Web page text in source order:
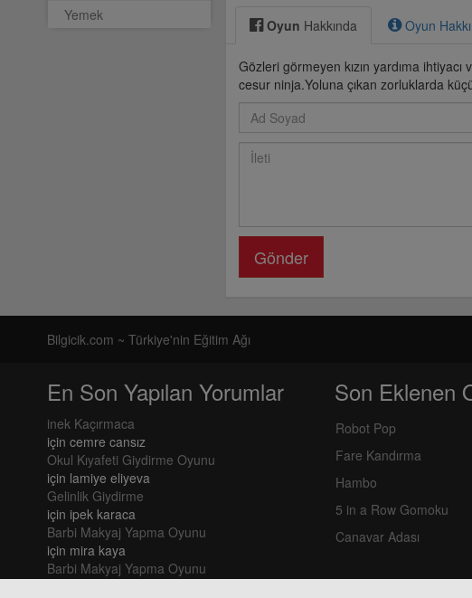
Yemek
Oyun Hakkında Oyun
Gözleri görmeyen kızın yardıma
cesur ninja.Yoluna çıkan zorluklarda
Gönder
Bilgicik.com ~ Türkiye'nin Eğitim Ağı
En Son Yapılan Yorumlar
inek Kaçırmaca
için cemre cansız
Okul Kıyafeti Giydirme Oyunu
için lamiye eliyeva
Gelinlik Giydirme
için ipek karaca
Barbi Makyaj Yapma Oyunu
için mira kaya
Barbi Makyaj Yapma Oyunu
Son Eklenen
Robot Pop
Fare Kandırma
Hambo
5 in a Row Gomoku
Canavar Adası